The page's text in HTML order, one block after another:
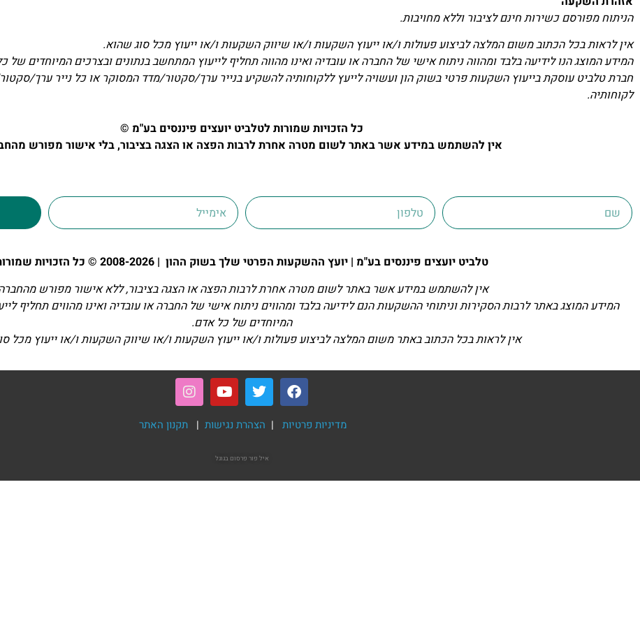
הניתוח מפורסם כשירות חינם לציבור וללא מחויבות.
אין לראות בכל הכתוב משום המלצה לביצוע פעולות ו/או ייעוץ השקעות ו/או שיווק השקעות ו/או ייעוץ מכל סוג שהוא.
המידע המוצג הנו לידיעה בלבד ומהווה ניתוח אישי של החברה או עובדיה ואינו מהווה תחליף לייעוץ המתחשב בנתונים ובצרכים המיוחדים של
חברת טלביט עוסקת בייעוץ השקעות פרטי בשוק הון ועשויה לייעץ ללקוחותיה להשקיע בנייר ערך/סקטור/מדד המסוקר או כל נייר ערך/
לקוחותיה.
כל הזכויות שמורות לטלביט יועצים פיננסים בע"מ ©
אין להשתמש במידע אשר באתר לשום מטרה אחרת לרבות הפצה או הצגה בציבור, בלי אישור מפורש
טלביט יועצים פיננסים בע"מ | יועץ ההשקעות הפרטי שלך בשוק ההון | 2008-2026 © כל הזכויות שמורות
אין להשתמש במידע אשר באתר לשום מטרה אחרת לרבות הפצה או הצגה בציבור, ללא אישור מפורש
המידע המוצג באתר לרבות הסקירות וניתוחי ההשקעות הנם לידיעה בלבד ומהווים ניתוח אישי של החברה או עובדיה ואינו מהווים תחליף
המיוחדים של כל אדם.
אין לראות בכל הכתוב באתר משום המלצה לביצוע פעולות ו/או ייעוץ השקעות ו/או שיווק השקעות ו/או ייעוץ מכל
מדיניות פרטיות | הצהרת נגישות | תקנון האתר
איל פור פרסום בגוגל